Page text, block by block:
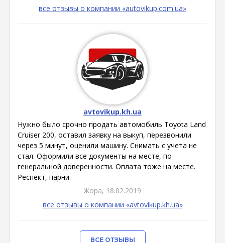
все отзывы о компании «autovikup.com.ua»
avtovikup.kh.ua
Нужно было срочно продать автомобиль Toyota Land
Cruiser 200, оставил заявку на выкуп, перезвонили
через 5 минут, оценили машину. Снимать с учета не
стал. Оформили все документы на месте, по
генеральной доверенности. Оплата тоже на месте.
Респект, парни.
Жора, 18.02.2019
все отзывы о компании «avtovikup.kh.ua»
ВСЕ ОТЗЫВЫ